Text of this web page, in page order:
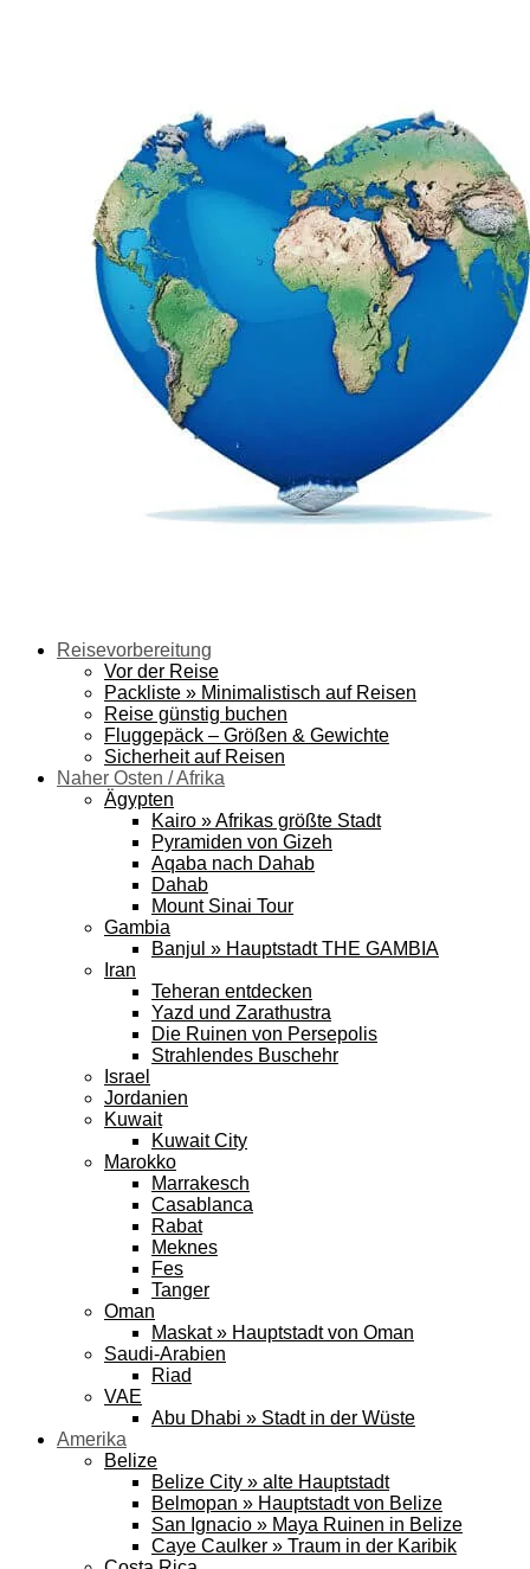
Reisevorbereitung
Vor der Reise
Packliste » Minimalistisch auf Reisen
Reise günstig buchen
Fluggepäck – Größen & Gewichte
Sicherheit auf Reisen
Naher Osten / Afrika
Ägypten
Kairo » Afrikas größte Stadt
Pyramiden von Gizeh
Aqaba nach Dahab
Dahab
Mount Sinai Tour
Gambia
Banjul » Hauptstadt THE GAMBIA
Iran
Teheran entdecken
Yazd und Zarathustra
Die Ruinen von Persepolis
Strahlendes Buschehr
Israel
Jordanien
Kuwait
Kuwait City
Marokko
Marrakesch
Casablanca
Rabat
Meknes
Fes
Tanger
Oman
Maskat » Hauptstadt von Oman
Saudi-Arabien
Riad
VAE
Abu Dhabi » Stadt in der Wüste
Amerika
Belize
Belize City » alte Hauptstadt
Belmopan » Hauptstadt von Belize
San Ignacio » Maya Ruinen in Belize
Caye Caulker » Traum in der Karibik